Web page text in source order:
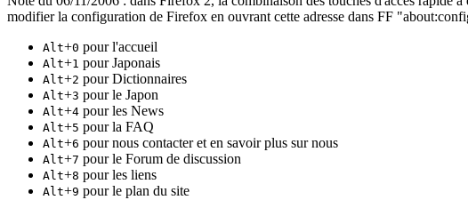
modifier la configuration de Firefox en ouvrant cette adresse dans FF
Alt+0 pour l'accueil
Alt+1 pour Japonais
Alt+2 pour Dictionnaires
Alt+3 pour le Japon
Alt+4 pour les News
Alt+5 pour la FAQ
Alt+6 pour nous contacter et en savoir plus sur nous
Alt+7 pour le Forum de discussion
Alt+8 pour les liens
Alt+9 pour le plan du site